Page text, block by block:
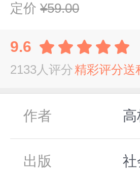
定价 ¥59.00
9.6
2133人评分精彩评分送
作者
出版 社